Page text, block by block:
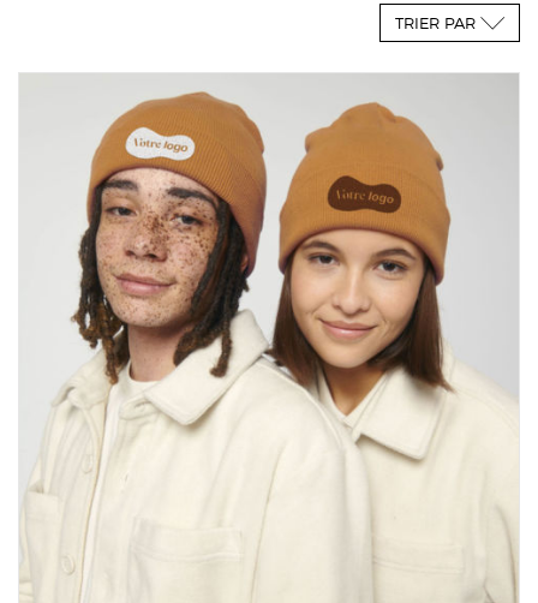
TRIER PAR